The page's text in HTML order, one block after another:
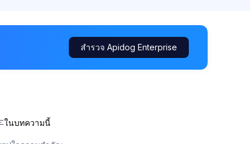
สำรวจ Apidog Enterprise
ในบทความนี้